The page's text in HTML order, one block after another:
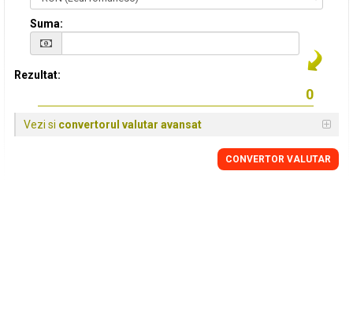
Suma:
Rezultat:
Vezi si convertorul valutar avansat
CONVERTOR VALUTAR